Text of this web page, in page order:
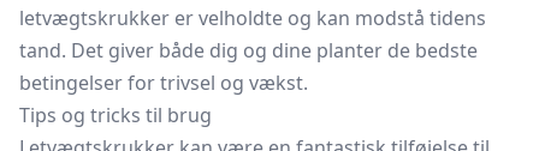
letvægtskrukker er velholdte og kan modstå tidens
tand. Det giver både dig og dine planter de bedste
betingelser for trivsel og vækst.
Tips og tricks til brug